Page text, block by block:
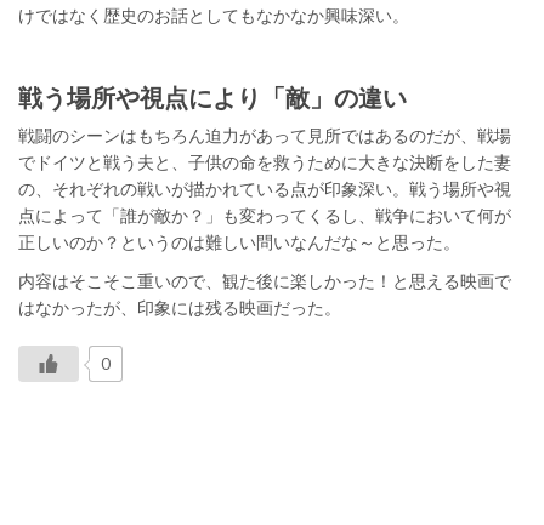
けではなく歴史のお話としてもなかなか興味深い。
戦う場所や視点により「敵」の違い
戦闘のシーンはもちろん迫力があって見所ではあるのだが、戦場
でドイツと戦う夫と、子供の命を救うために大きな決断をした妻
の、それぞれの戦いが描かれている点が印象深い。戦う場所や視
点によって「誰が敵か？」も変わってくるし、戦争において何が
正しいのか？というのは難しい問いなんだな～と思った。
内容はそこそこ重いので、観た後に楽しかった！と思える映画で
はなかったが、印象には残る映画だった。
0